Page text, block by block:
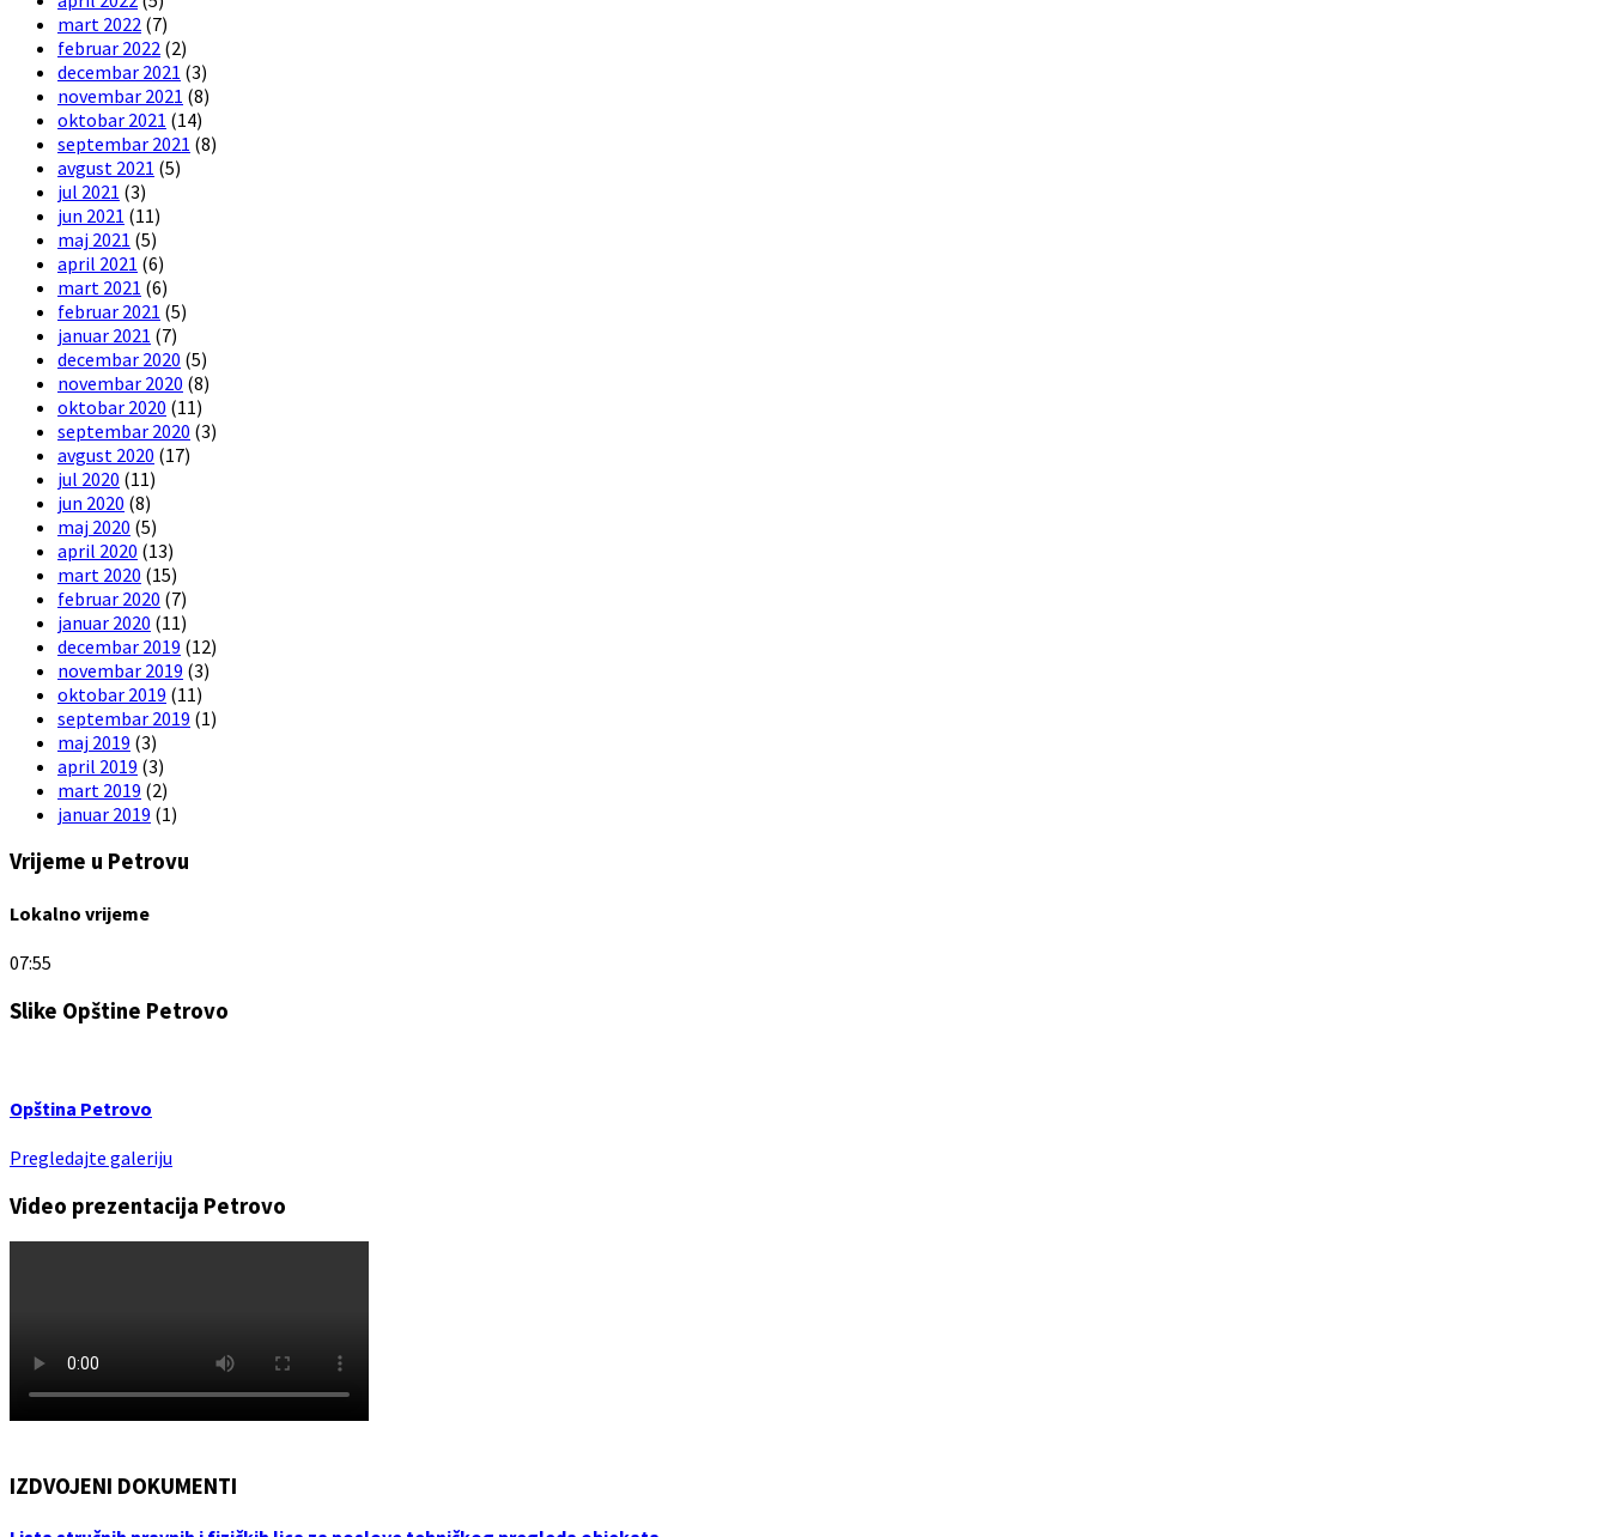
mart 2022 (7)
februar 2022 (2)
decembar 2021 (3)
novembar 2021 (8)
oktobar 2021 (14)
septembar 2021 (8)
avgust 2021 (5)
jul 2021 (3)
jun 2021 (11)
maj 2021 (5)
april 2021 (6)
mart 2021 (6)
februar 2021 (5)
januar 2021 (7)
decembar 2020 (5)
novembar 2020 (8)
oktobar 2020 (11)
septembar 2020 (3)
avgust 2020 (17)
jul 2020 (11)
jun 2020 (8)
maj 2020 (5)
april 2020 (13)
mart 2020 (15)
februar 2020 (7)
januar 2020 (11)
decembar 2019 (12)
novembar 2019 (3)
oktobar 2019 (11)
septembar 2019 (1)
maj 2019 (3)
april 2019 (3)
mart 2019 (2)
januar 2019 (1)
Vrijeme u Petrovu
Lokalno vrijeme
07:55
Slike Opštine Petrovo
Opština Petrovo
Pregledajte galeriju
Video prezentacija Petrovo
IZDVOJENI DOKUMENTI